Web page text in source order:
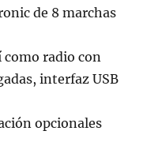
de 8 marchas
radio con
interfaz USB
opcionales